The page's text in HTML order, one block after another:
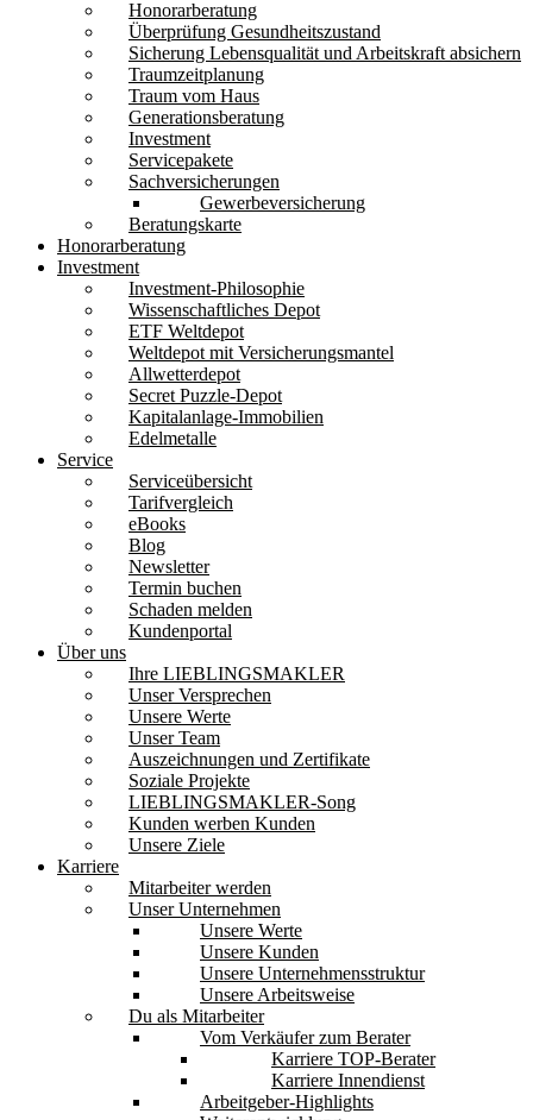
Honorarberatung
Überprüfung Gesundheitszustand
Sicherung Lebensqualität und Arbeitskraft absichern
Traumzeitplanung
Traum vom Haus
Generationsberatung
Investment
Servicepakete
Sachversicherungen
Gewerbeversicherung
Beratungskarte
Honorarberatung
Investment
Investment-Philosophie
Wissenschaftliches Depot
ETF Weltdepot
Weltdepot mit Versicherungsmantel
Allwetterdepot
Secret Puzzle-Depot
Kapitalanlage-Immobilien
Edelmetalle
Service
Serviceübersicht
Tarifvergleich
eBooks
Blog
Newsletter
Termin buchen
Schaden melden
Kundenportal
Über uns
Ihre LIEBLINGSMAKLER
Unser Versprechen
Unsere Werte
Unser Team
Auszeichnungen und Zertifikate
Soziale Projekte
LIEBLINGSMAKLER-Song
Kunden werben Kunden
Unsere Ziele
Karriere
Mitarbeiter werden
Unser Unternehmen
Unsere Werte
Unsere Kunden
Unsere Unternehmensstruktur
Unsere Arbeitsweise
Du als Mitarbeiter
Vom Verkäufer zum Berater
Karriere TOP-Berater
Karriere Innendienst
Arbeitgeber-Highlights